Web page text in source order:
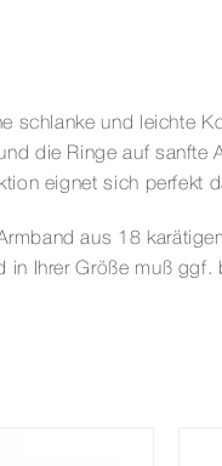
schlanke und leichte
die Ringe auf sanfte
eignet sich perfekt
aus 18
in Ihrer Größe muß ggf.